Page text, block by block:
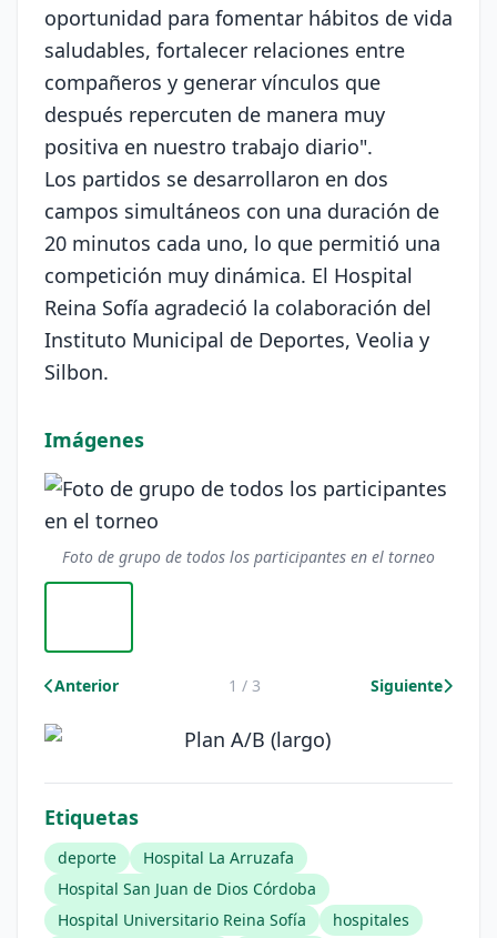
oportunidad para fomentar hábitos de vida
saludables, fortalecer relaciones entre
compañeros y generar vínculos que
después repercuten de manera muy
positiva en nuestro trabajo diario".
Los partidos se desarrollaron en dos
campos simultáneos con una duración de
20 minutos cada uno, lo que permitió una
competición muy dinámica. El Hospital
Reina Sofía agradeció la colaboración del
Instituto Municipal de Deportes, Veolia y
Silbon.
Imágenes
Foto de grupo de todos los participantes en el torneo
Anterior 1 / 3 Siguiente
Etiquetas
deporte
Hospital La Arruzafa
Hospital San Juan de Dios Córdoba
Hospital Universitario Reina Sofía
hospitales